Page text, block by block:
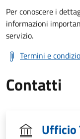
Per conoscere i
informazioni
servizio.
Termini e
Contatti
Ufficio